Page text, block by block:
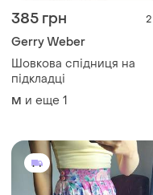
385 грн 2
Gerry Weber
Шовкова спідниця на
підкладці
M и еще 1